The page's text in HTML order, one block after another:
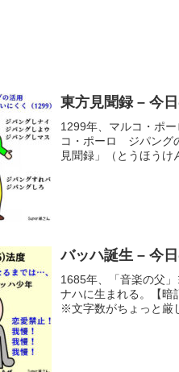
東方見聞録 – 今
1299年、マルコ・ポ
コ・ポーロ ジパング
見聞録」（とうほうけ
バッハ誕生 – 今
1685年、「音楽の父
ナハに生まれる。【
※文字数がちょっと厳